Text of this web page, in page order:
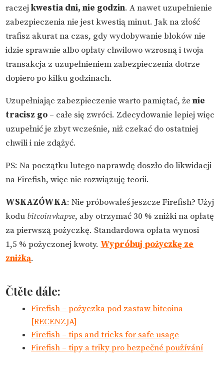
raczejkwestia dni, nie godzin. A nawet uzupełnienie
zabezpieczenia nie jest kwestią minut. Jak na złość
trafisz akurat na czas, gdy wydobywanie bloków nie
idzie sprawnie albo opłaty chwilowo wzrosną i twoja
transakcja z uzupełnieniem zabezpieczenia dotrze
dopiero po kilku godzinach.
Uzupełniając zabezpieczenie warto pamiętać, żenie
tracisz go – całe się zwróci. Zdecydowanie lepiej więc
uzupełnić je zbyt wcześnie, niż czekać do ostatniej
chwili i nie zdążyć.
PS: Na początku lutego naprawdę doszło do likwidacji
na Firefish, więc nie rozwiązuję teorii.
WSKAZÓWKA: Nie próbowałeś jeszcze Firefish? Użyj
kodu bitcoinvkapse, aby otrzymać 30 % zniżki na opłatę
za pierwszą pożyczkę. Standardowa opłata wynosi
1,5 % pożyczonej kwoty. Wypróbuj pożyczkę ze
zniżką.
Čtěte dále:
Firefish – pożyczka pod zastaw bitcoina
[RECENZJA]
Firefish – tips and tricks for safe usage
Firefish – tipy a triky pro bezpečné používání